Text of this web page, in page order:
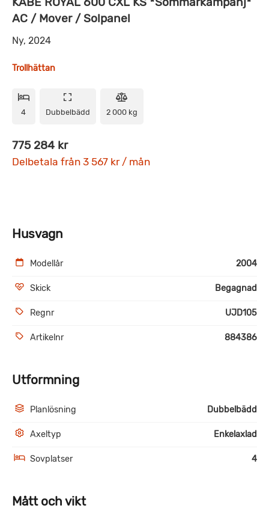
AC / Mover / Solpanel
Ny, 2024
Trollhättan
4 Dubbelbädd 2 000 kg
775 284 kr
Delbetala från 3 567 kr / mån
Husvagn
Modellår 2004
Skick Begagnad
Regnr UJD105
Artikelnr 884386
Utformning
Planlösning Dubbelbädd
Axeltyp Enkelaxlad
Sovplatser 4
Mått och vikt